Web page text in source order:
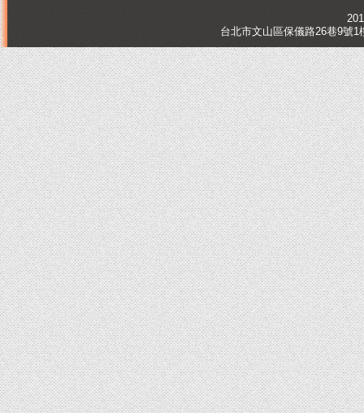
台北市文山區保儀路26巷9號1